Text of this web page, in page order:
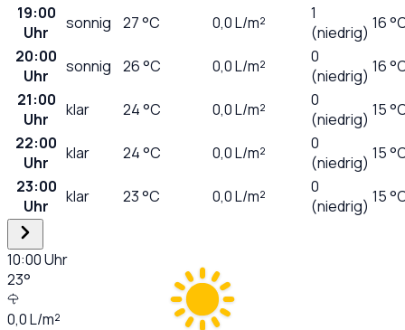
19:00
Uhr
sonnig 27°C 0,0L/m²
1
(niedrig) 16
20:00
Uhr
sonnig 26°C 0,0L/m²
0
(niedrig) 16
21:00
Uhr
klar 24°C 0,0L/m²
0
(niedrig) 15
22:00
Uhr
klar 24°C 0,0L/m²
0
(niedrig) 15
23:00
Uhr
klar 23°C 0,0L/m²
0
(niedrig) 15
10:00Uhr
23°
0,0L/m²